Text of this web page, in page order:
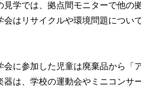
見学では、拠点間モニターで他の
会はリサイクルや環境問題につい
会に参加した児童は廃棄品から「
器は、学校の運動会やミニコンサ